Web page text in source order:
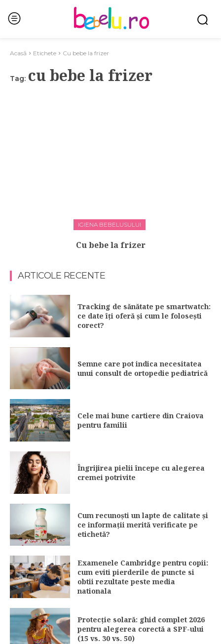
Acasă Etichete Cu bebe la frizer
Tag: cu bebe la frizer
IGIENA BEBELUSULUI
Cu bebe la frizer
ARTICOLE RECENTE
Tracking de sănătate pe smartwatch:
ce date îți oferă și cum le folosești
corect?
Semne care pot indica necesitatea
unui consult de ortopedie pediatrică
Cele mai bune cartiere din Craiova
pentru familii
Îngrijirea pielii începe cu alegerea
cremei potrivite
Cum recunoști un lapte de calitate și
ce informații merită verificate pe
etichetă?
Examenele Cambridge pentru copii:
cum eviti pierderile de puncte si
obtii rezultate peste media
nationala
Protecție solară: ghid complet 2026
pentru alegerea corectă a SPF-ului
(15 vs. 30 vs. 50)